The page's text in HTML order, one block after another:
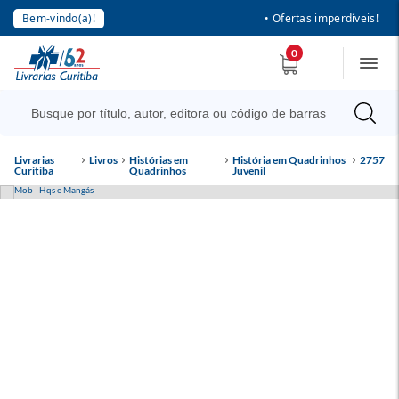
Bem-vindo(a)! • Ofertas imperdíveis!
0
Livrarias
Curitiba
Livros
Histórias em
Quadrinhos
História em Quadrinhos
Juvenil
2757